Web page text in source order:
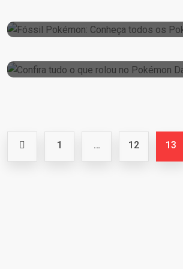
27 de February de 2024
1 … 12 13